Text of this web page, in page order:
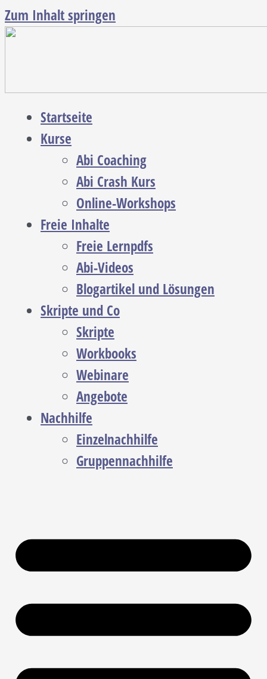
Zum Inhalt springen
Startseite
Kurse
Abi Coaching
Abi Crash Kurs
Online-Workshops
Freie Inhalte
Freie Lernpdfs
Abi-Videos
Blogartikel und Lösungen
Skripte und Co
Skripte
Workbooks
Webinare
Angebote
Nachhilfe
Einzelnachhilfe
Gruppennachhilfe